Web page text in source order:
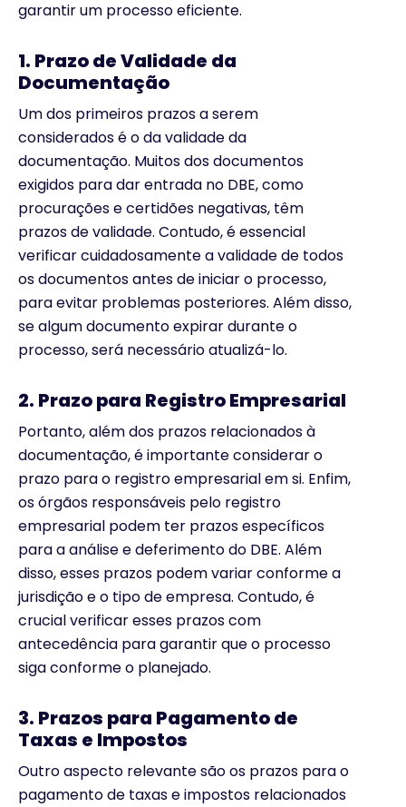
garantir um processo eficiente.
1. Prazo de Validade da
Documentação
Um dos primeiros prazos a serem
considerados é o da validade da
documentação. Muitos dos documentos
exigidos para dar entrada no DBE, como
procurações e certidões negativas, têm
prazos de validade. Contudo, é essencial
verificar cuidadosamente a validade de todos
os documentos antes de iniciar o processo,
para evitar problemas posteriores. Além disso,
se algum documento expirar durante o
processo, será necessário atualizá-lo.
2. Prazo para Registro Empresarial
Portanto, além dos prazos relacionados à
documentação, é importante considerar o
prazo para o registro empresarial em si. Enfim,
os órgãos responsáveis pelo registro
empresarial podem ter prazos específicos
para a análise e deferimento do DBE. Além
disso, esses prazos podem variar conforme a
jurisdição e o tipo de empresa. Contudo, é
crucial verificar esses prazos com
antecedência para garantir que o processo
siga conforme o planejado.
3. Prazos para Pagamento de
Taxas e Impostos
Outro aspecto relevante são os prazos para o
pagamento de taxas e impostos relacionados